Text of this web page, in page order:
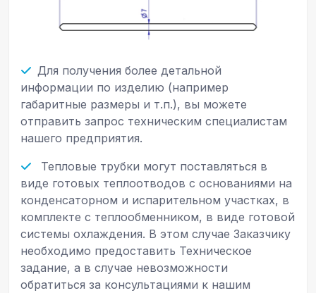
Для получения более детальной
информации по изделию (например
габаритные размеры и т.п.), вы можете
отправить запрос техническим специалистам
нашего предприятия.
Тепловые трубки могут поставляться в
виде готовых теплоотводов с основаниями на
конденсаторном и испарительном участках, в
комплекте с теплообменником, в виде готовой
системы охлаждения. В этом случае Заказчику
необходимо предоставить Техническое
задание, а в случае невозможности
обратиться за консультациями к нашим